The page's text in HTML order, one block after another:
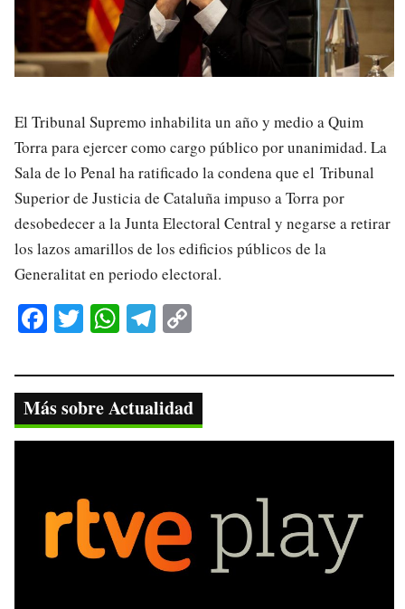
El Tribunal Supremo inhabilita un año y medio a Quim
Torra para ejercer como cargo público por unanimidad. La
Sala de lo Penal ha ratificado la condena que el Tribunal
Superior de Justicia de Cataluña impuso a Torra por
desobedecer a la Junta Electoral Central y negarse a retirar
los lazos amarillos de los edificios públicos de la
Generalitat en periodo electoral.
Fa
bo
ok
T
tte
r
W
ts
A
pp
Te
gr
a
m
y
Li
nk
Más sobre Actualidad